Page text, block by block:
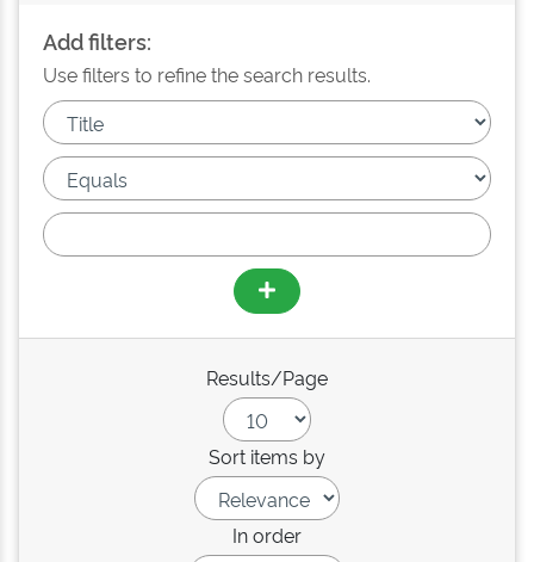
Add filters:
Use filters to refine the search results.
Results/Page
Sort items by
In order